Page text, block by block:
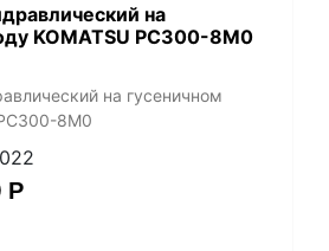
на
KOMATSU PC300-8M0
на гусеничном
8M0
Р